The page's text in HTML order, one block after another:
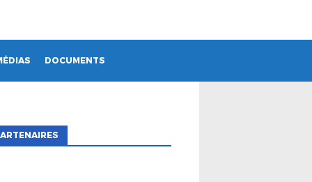
DOCUMENTS